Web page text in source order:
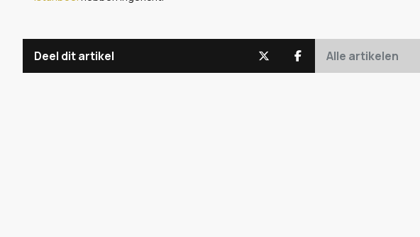
Deel dit artikel Alle artikelen